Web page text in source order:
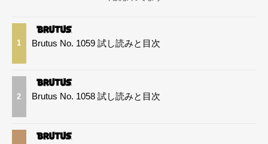
1 Brutus No. 1059 試し読みと目次
2 Brutus No. 1058 試し読みと目次